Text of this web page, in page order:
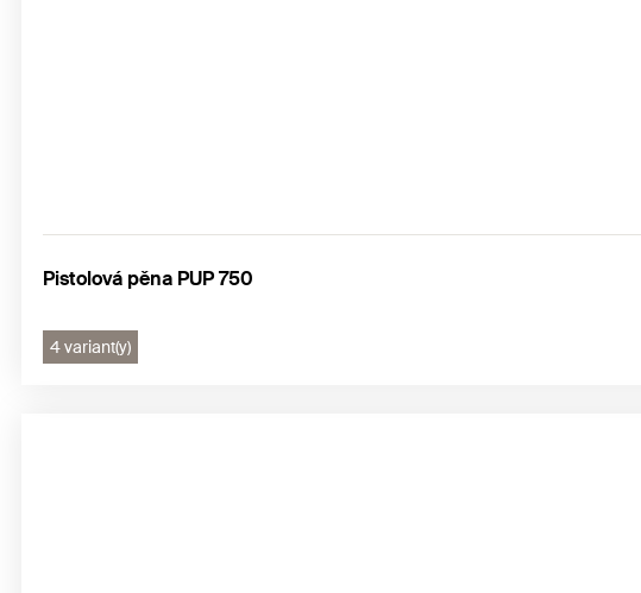
Pistolová pěna PUP 750
4 variant(y)